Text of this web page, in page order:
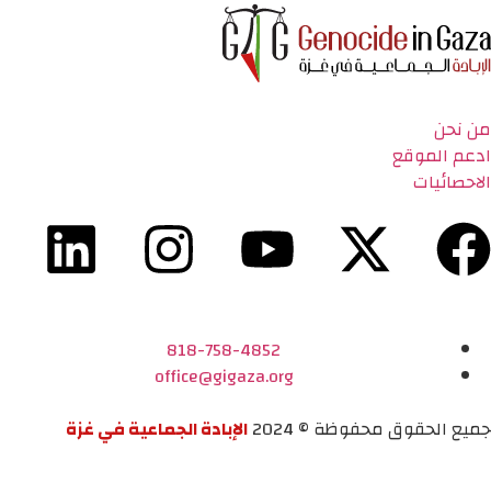
من نحن
ادعم الموقع
الاحصائيات
818-758-4852
office@gigaza.org
جميع الحقوق محفوظة © 2024
الإبادة الجماعية في غزة